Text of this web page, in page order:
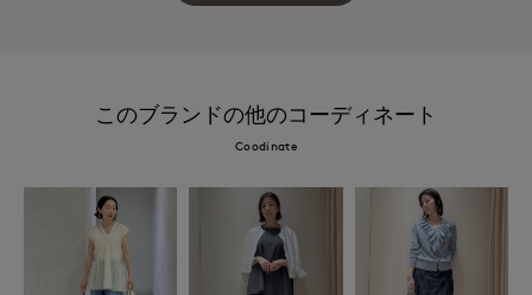
このブランドの他のコーディネート
Coodinate